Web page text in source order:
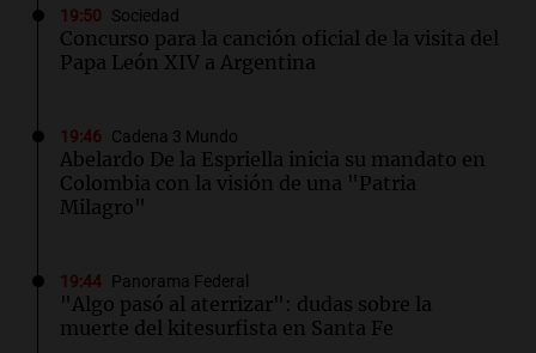
19:50 Sociedad
Concurso para la canción oficial de la visita del
Papa León XIV a Argentina
19:46 Cadena 3 Mundo
Abelardo De la Espriella inicia su mandato en
Colombia con la visión de una "Patria
Milagro"
19:44 Panorama Federal
"Algo pasó al aterrizar": dudas sobre la
muerte del kitesurfista en Santa Fe